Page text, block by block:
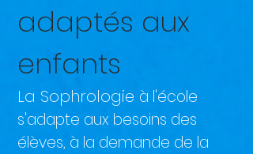
adaptés aux
enfants
La Sophrologie à l'école
s'adapte aux besoins des
élèves, à la demande de la